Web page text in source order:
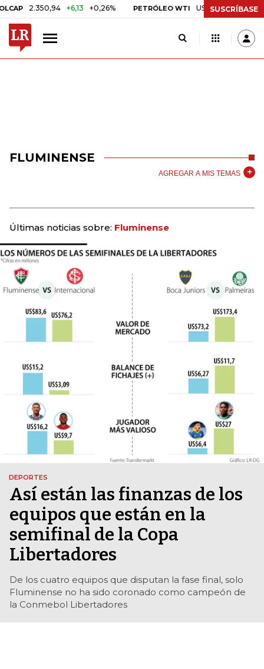
2.350,94 +6,13 +0,26% PETRÓLEO WTI US$ 78,01 US$ 2,92
SUSCRÍBASE
FLUMINENSE
AGREGAR A MIS TEMAS
Últimas noticias sobre: Fluminense
DEPORTES
Así están las finanzas de los
equipos que están en la
semifinal de la Copa
Libertadores
De los cuatro equipos que disputan la fase final, solo
Fluminense no ha sido coronado como campeón de
la Conmebol Libertadores